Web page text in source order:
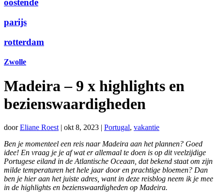
oostende
parijs
rotterdam
Zwolle
Madeira – 9 x highlights en
bezienswaardigheden
doorEliane Roest | okt 8, 2023 | Portugal, vakantie
Ben je momenteel een reis naar Madeira aan het plannen? Goed
idee! En vraag je je af wat er allemaal te doen is op dit veelzijdige
Portugese eiland in de Atlantische Oceaan, dat bekend staat om zijn
milde temperaturen het hele jaar door en prachtige bloemen? Dan
ben je hier aan het juiste adres, want in deze reisblog neem ik je mee
in de highlights en bezienswaardigheden op Madeira.